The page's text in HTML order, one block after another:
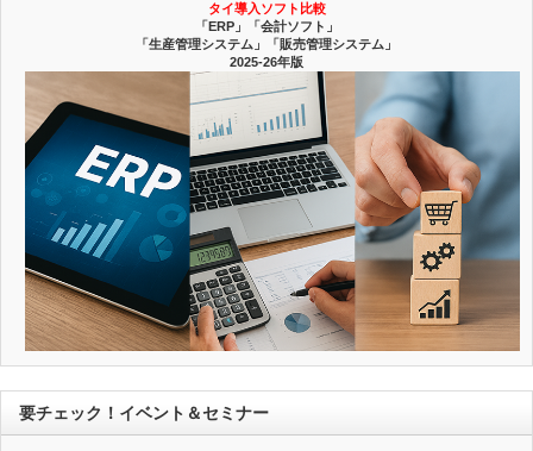
タイ導入ソフト比較
「ERP」「会計ソフト」
「生産管理システム」「販売管理システム」
2025-26年版
要チェック！イベント＆セミナー